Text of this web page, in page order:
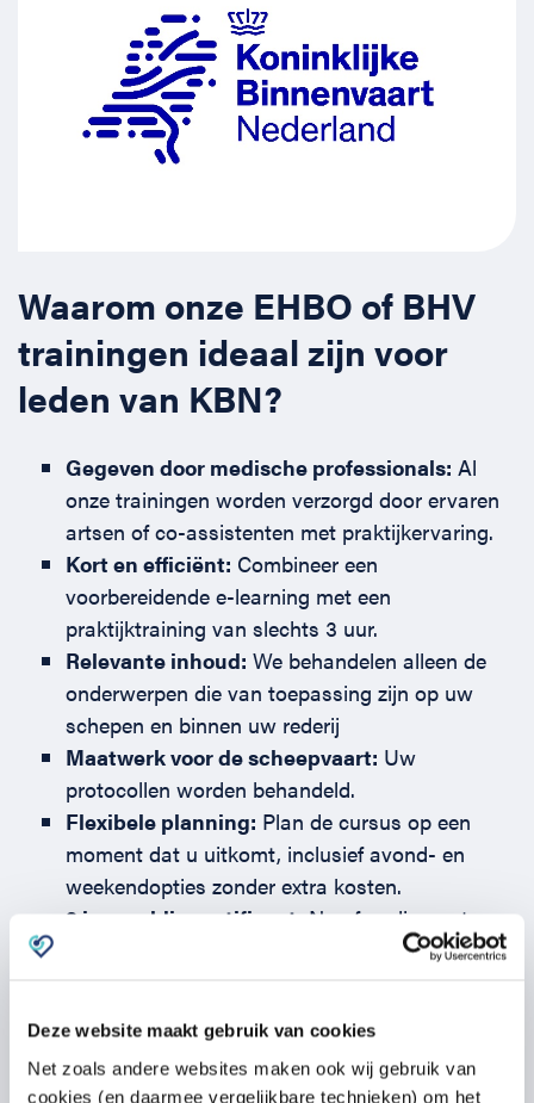
Deze website maakt gebruik van cookies
Net zoals andere websites maken ook wij gebruik van
cookies (en daarmee vergelijkbare technieken) om het
Waarom onze EHBO of BHV
trainingen ideaal zijn voor
leden van KBN?
Gegeven door medische professionals: Al
onze trainingen worden verzorgd door ervaren
artsen of co-assistenten met praktijkervaring.
Kort en efficiënt: Combineer een
voorbereidende e-learning met een
praktijktraining van slechts 3 uur.
Relevante inhoud: We behandelen alleen de
onderwerpen die van toepassing zijn op uw
schepen en binnen uw rederij
Maatwerk voor de scheepvaart: Uw
protocollen worden behandeld.
Flexibele planning: Plan de cursus op een
moment dat u uitkomt, inclusief avond- en
weekendopties zonder extra kosten.
2 jaar geldig certificaat:Na afronding ontvang
je een officieel EHBO of BHV-certificaat dat
Vraag naar de mogelijkheden voor uw
rederij